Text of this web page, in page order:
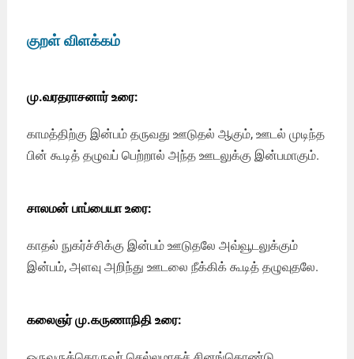
குறள் விளக்கம்
மு.வரதராசனார் உரை:
காமத்திற்கு இன்பம் தருவது ஊடுதல் ஆகும், ஊடல் முடிந்த
பின் கூடித் தழுவப் பெற்றால் அந்த ஊடலுக்கு இன்பமாகும்.
சாலமன் பாப்பையா உரை:
காதல் நுகர்ச்சிக்கு இன்பம் ஊடுதலே அவ்வூடலுக்கும்
இன்பம், அளவு அறிந்து ஊடலை நீக்கிக் கூடித் தழுவுதலே.
கலைஞர் மு.கருணாநிதி உரை: